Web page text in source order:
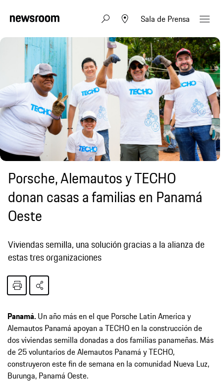
Sala de Prensa
Porsche, Alemautos y TECHO
donan casas a familias en Panamá
Oeste
Viviendas semilla, una solución gracias a la alianza de
estas tres organizaciones
Panamá. Un año más en el que Porsche Latin America y
Alemautos Panamá apoyan a TECHO en la construcción de
dos viviendas semilla donadas a dos familias panameñas. Más
de 25 voluntarios de Alemautos Panamá y TECHO,
construyeron este fin de semana en la comunidad Nueva Luz,
Burunga, Panamá Oeste.